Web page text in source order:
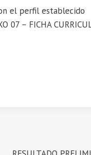
el perfil establecido
07 – FICHA